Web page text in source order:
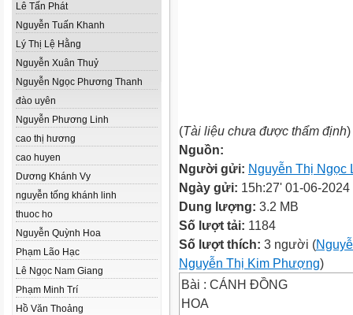
Lê Tấn Phát
Nguyễn Tuấn Khanh
Lý Thị Lệ Hằng
Nguyễn Xuân Thuỷ
Nguyễn Ngọc Phương Thanh
đào uyên
Nguyễn Phương Linh
cao thị hương
cao huyen
Dương Khánh Vy
nguyễn tống khánh linh
thuoc ho
Nguyễn Quỳnh Hoa
Phạm Lão Hạc
Lê Ngọc Nam Giang
Phạm Minh Trí
Hồ Văn Thoảng
(Tài liệu chưa được thẩm định)
Nguồn:
Người gửi: Nguyễn Thị Ngọc
Ngày gửi: 15h:27' 01-06-2024
Dung lượng: 3.2 MB
Số lượt tải: 1184
Số lượt thích: 3 người (
Nguyễn Thị Kim Phượng)
Bài : CÁNH ĐỒNG
HOA